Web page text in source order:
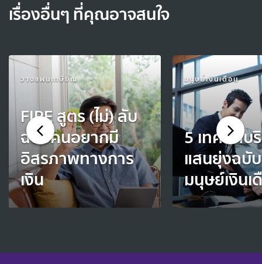
เรื่องอื่นๆ ที่คุณอาจสนใจ
วางแผนเกษียณ
FIRE สูตร (ไม่) ลับ
ฉบับคนอยากมี
อิสรภาพทางการ
เงิน
มนุษย์เงินเดือน
5 เทคนิคบ
แสนยุ่งฉบั
มนุษย์เงินเ